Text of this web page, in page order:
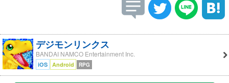
デジモンリンクス
BANDAI NAMCO Entertainment Inc.
iOS Android RPG